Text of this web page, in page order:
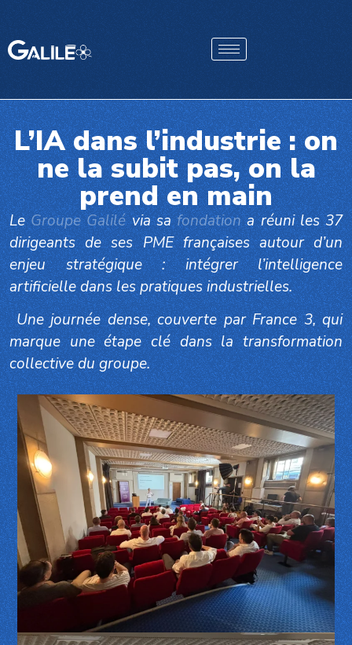
L’IA dans l’industrie : on
ne la subit pas, on la
prend en main
LeGroupe Galilévia safondationa réuni les 37
dirigeants de ses PME françaises autour d’un
enjeu stratégique : intégrer l’intelligence
artificielle dans les pratiques industrielles.
Une journée dense, couverte par France 3, qui
marque une étape clé dans la transformation
collective du groupe.